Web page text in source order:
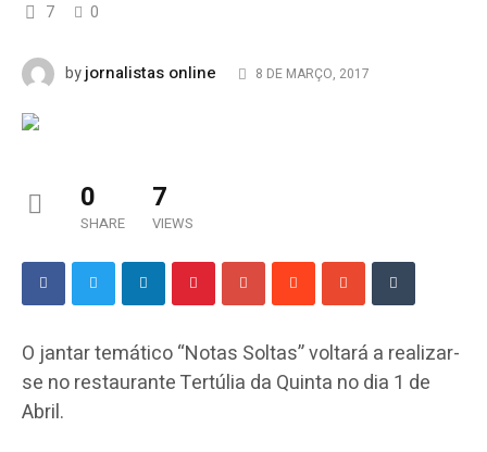
7 0
byjornalistas online 8 DE MARÇO, 2017
0
SHARE
7
VIEWS
O jantar temático “Notas Soltas” voltará a realizar-
se no restaurante Tertúlia da Quinta no dia 1 de
Abril.